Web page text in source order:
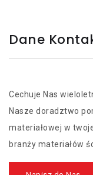
Dane
Cechuje Nas
Nasze doradztwo
materiałowej w
branży materiałów